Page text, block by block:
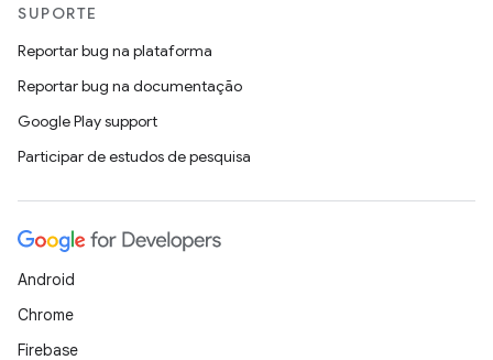
SUPORTE
Reportar bug na plataforma
Reportar bug na documentação
Google Play support
Participar de estudos de pesquisa
Android
Chrome
Firebase